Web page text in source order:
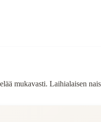
mukavasti. Laihialaisen